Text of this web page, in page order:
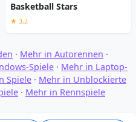
Basketball Stars
★ 3,2
· Mehr in Autorennen ·
Spiele · Mehr in Laptop-
Spiele · Mehr in Unblockierte
· Mehr in Rennspiele